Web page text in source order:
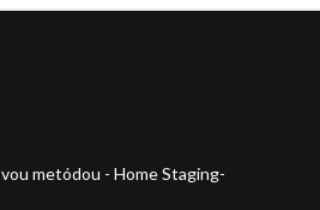
metódou - Home Staging-